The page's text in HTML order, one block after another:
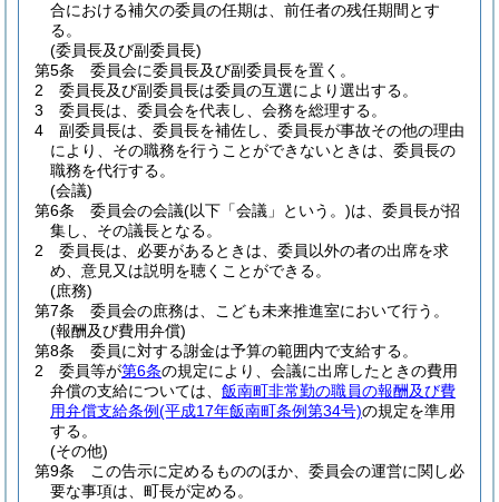
合における補欠の委員の任期は、前任者の残任期間とす
る。
(委員長及び副委員長)
第5条
委員会に委員長及び副委員長を置く。
2
委員長及び副委員長は委員の互選により選出する。
3
委員長は、委員会を代表し、会務を総理する。
4
副委員長は、委員長を補佐し、委員長が事故その他の理由
により、その職務を行うことができないときは、委員長の
職務を代行する。
(会議)
第6条
委員会の会議(以下「会議」という。)は、委員長が招
集し、その議長となる。
2
委員長は、必要があるときは、委員以外の者の出席を求
め、意見又は説明を聴くことができる。
(庶務)
第7条
委員会の庶務は、こども未来推進室において行う。
(報酬及び費用弁償)
第8条
委員に対する謝金は予算の範囲内で支給する。
2
委員等が第6条の規定により、会議に出席したときの費用
弁償の支給については、 飯南町非常勤の職員の報酬及び費
用弁償支給条例(平成17年飯南町条例第34号)の規定を準用
する。
(その他)
第9条
この告示に定めるもののほか、委員会の運営に関し必
要な事項は、町長が定める。